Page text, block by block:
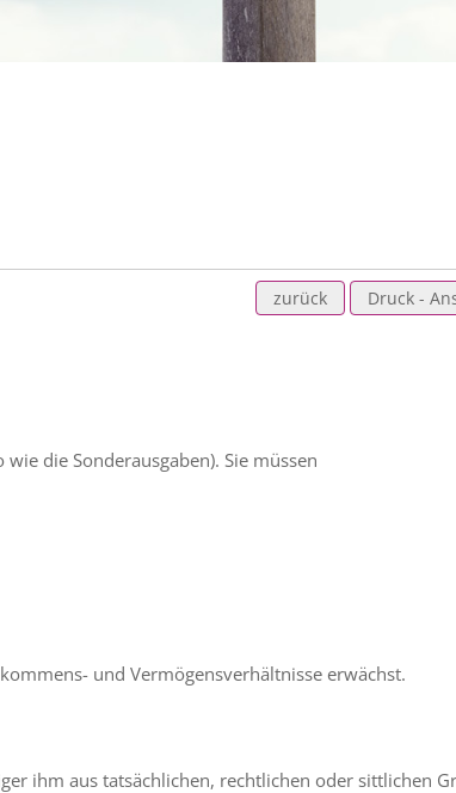
zurück Druck -
die Sonderausgaben). Sie müssen
und Vermögensverhältnisse erwächst.
ihm aus tatsächlichen, rechtlichen oder sittlichen